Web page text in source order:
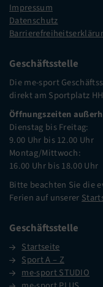
Impressum
Datenschutz
Geschäftsstelle
Die me-sport
direkt am Sportplatz
Öffnungszeiten
Dienstag bis Freitag:
9.00 Uhr bis 12.00 Uhr
Montag/Mittwoch:
16.00 Uhr bis 18.00 Uhr
Bitte beachten Sie die
Ferien auf unserer
Geschäftsstelle
Startseite
Sport A – Z
me-sport STUDIO